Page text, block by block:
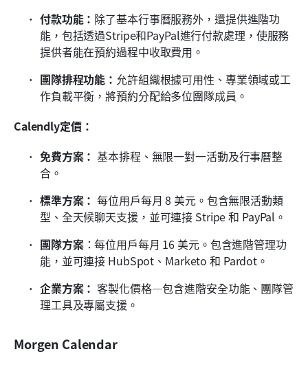
付款功能： 除了基本行事曆服務外，還提供進階功
能，包括透過Stripe和PayPal進行付款處理，使服務
提供者能在預約過程中收取費用。
團隊排程功能： 允許組織根據可用性、專業領域或工
作負載平衡，將預約分配給多位團隊成員。
Calendly定價：
免費方案： 基本排程、無限一對一活動及行事曆整
合。
標準方案： 每位用戶每月 8 美元。包含無限活動類
型、全天候聊天支援，並可連接 Stripe 和 PayPal。
團隊方案：每位用戶每月 16 美元。包含進階管理功
能，並可連接 HubSpot、Marketo 和 Pardot。
企業方案： 客製化價格—包含進階安全功能、團隊管
理工具及專屬支援。
Morgen Calendar